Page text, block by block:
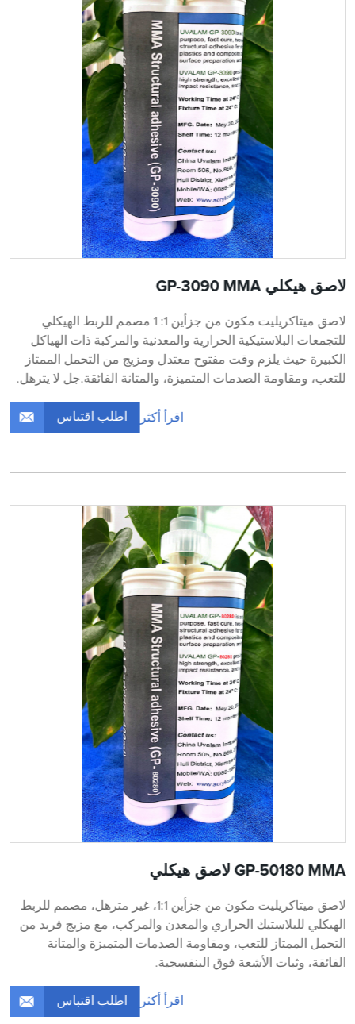
لاصق هيكلي GP-3090 MMA
لاصق ميتاكريليت مكون من جزأين 1: 1 مصمم للربط الهيكلي
للتجمعات البلاستيكية الحرارية والمعدنية والمركبة ذات الهياكل
الكبيرة حيث يلزم وقت مفتوح معتدل ومزيج من التحمل الممتاز
للتعب، ومقاومة الصدمات المتميزة، والمتانة الفائقة.جل لا يترهل.
اقرأ أكثر اطلب اقتباس
GP-50180 MMA لاصق هيكلي
لاصق ميتاكريليت مكون من جزأين 1:1، غير مترهل، مصمم للربط
الهيكلي للبلاستيك الحراري والمعدن والمركب، مع مزيج فريد من
التحمل الممتاز للتعب، ومقاومة الصدمات المتميزة والمتانة
الفائقة، وثبات الأشعة فوق البنفسجية.
اقرأ أكثر اطلب اقتباس